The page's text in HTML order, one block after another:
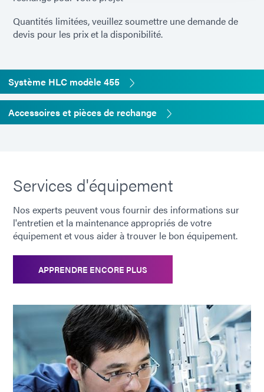
[Valve] Poids 146 g [5,5 oz]
pression] Dimensions
(H x Diamètre)
cm)
[Mini réservoir sous
6,7 livres (3,0 kg)
pression] Capacité
500 ml
Garantie
1 an à compter de la date
d'achat
Quantités limitées, veuillez soumettre une demande de
devis pour les prix et la disponibilité.
Système HLC modèle 455
Accessoires et pièces de rechange
Services d'équipement
Nos experts peuvent vous fournir des informations sur
l'entretien et la maintenance appropriés de votre
équipement et vous aider à trouver le bon équipement.
APPRENDRE ENCORE PLUS